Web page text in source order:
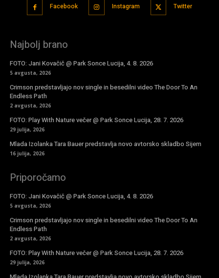
Facebook Instagram Twitter
Najbolj brano
FOTO: Jani Kovačič @ Park Sonce Lucija, 4. 8. 2026
5 avgusta, 2026
Crimson predstavljajo nov single in besedilni video The Door To An
Endless Path
2 avgusta, 2026
FOTO: Play With Nature večer @ Park Sonce Lucija, 28. 7. 2026
29 julija, 2026
Mlada Izolanka Tara Bauer predstavlja novo avtorsko skladbo Sijem
16 julija, 2026
Priporočamo
FOTO: Jani Kovačič @ Park Sonce Lucija, 4. 8. 2026
5 avgusta, 2026
Crimson predstavljajo nov single in besedilni video The Door To An
Endless Path
2 avgusta, 2026
FOTO: Play With Nature večer @ Park Sonce Lucija, 28. 7. 2026
29 julija, 2026